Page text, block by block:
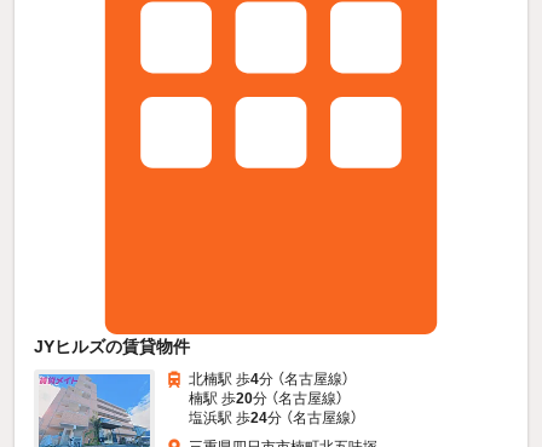
JYヒルズの賃貸物件
北楠駅 歩4分 （名古屋線）
楠駅 歩20分 （名古屋線）
塩浜駅 歩24分 （名古屋線）